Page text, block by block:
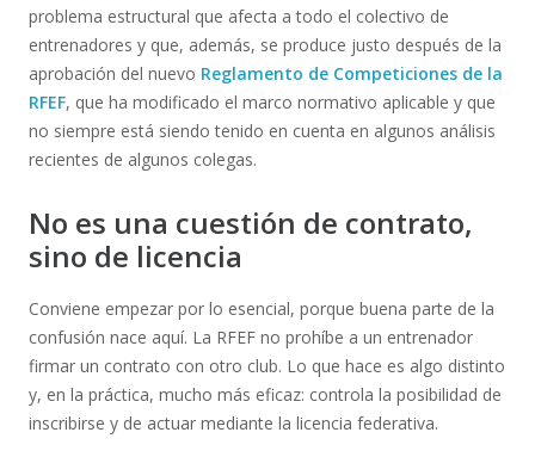
problema estructural que afecta a todo el colectivo de
entrenadores y que, además, se produce justo después de la
aprobación del nuevo Reglamento de Competiciones de la
RFEF, que ha modificado el marco normativo aplicable y que
no siempre está siendo tenido en cuenta en algunos análisis
recientes de algunos colegas.
No es una cuestión de contrato,
sino de licencia
Conviene empezar por lo esencial, porque buena parte de la
confusión nace aquí. La RFEF no prohíbe a un entrenador
firmar un contrato con otro club. Lo que hace es algo distinto
y, en la práctica, mucho más eficaz: controla la posibilidad de
inscribirse y de actuar mediante la licencia federativa.